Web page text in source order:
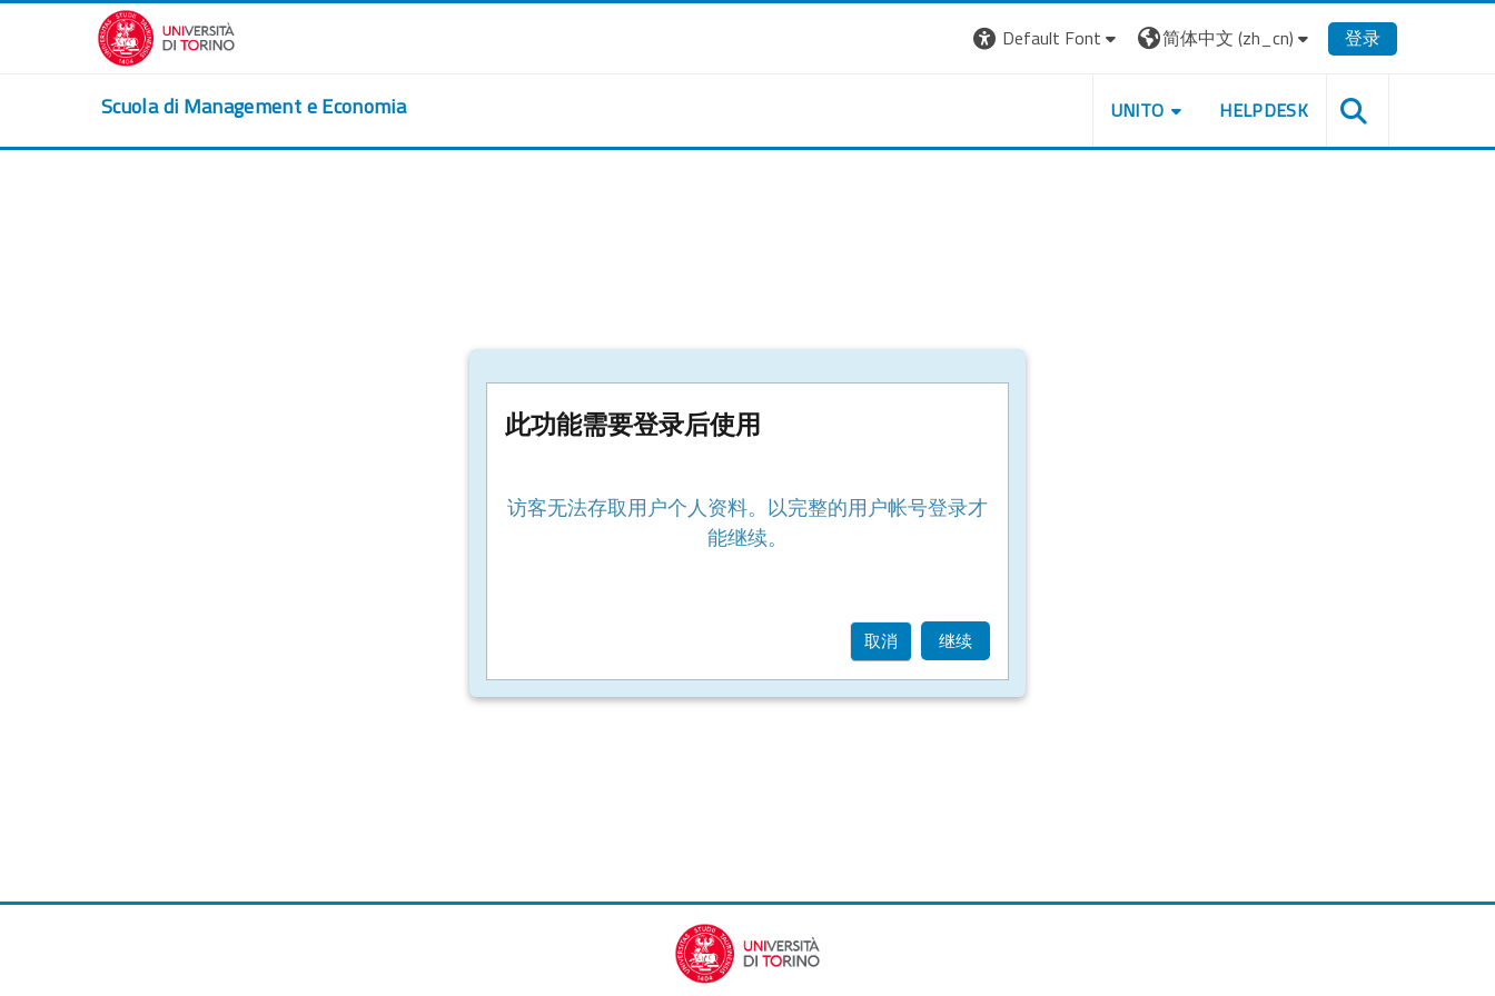
跳到主要内容
Default Font
简体中文 ‎(zh_cn)‎ 登录
Scuola di Management e Economia UNITO HELPDESK
此功能需要登录后使用
访客无法存取用户个人资料。以完整的用户帐号登录才
能继续。
取消 继续